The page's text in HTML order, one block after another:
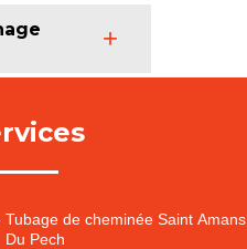
Tubage de cheminée Saint Amans
Du Pech